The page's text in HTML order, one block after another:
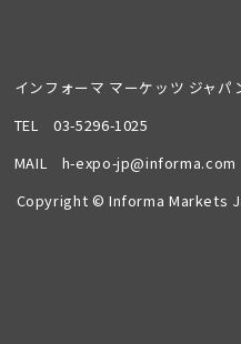
インフォーマ マーケッツ ジャ
TEL03-5296-1025
MAIL h-expo-jp@informa.com
Copyright © Informa Markets